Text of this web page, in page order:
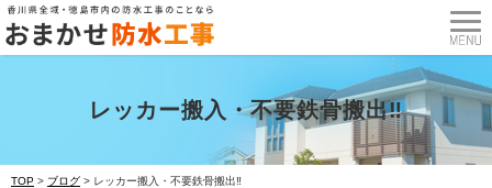
レッカー搬入・不要鉄骨搬出‼
TOP > ブログ > レッカー搬入・不要鉄骨搬出‼